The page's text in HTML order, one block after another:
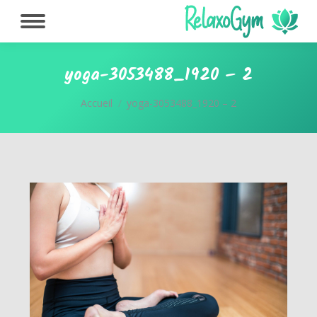
yoga-3053488_1920 – 2
Vous êtes ici :
Accueil yoga-3053488_1920 – 2